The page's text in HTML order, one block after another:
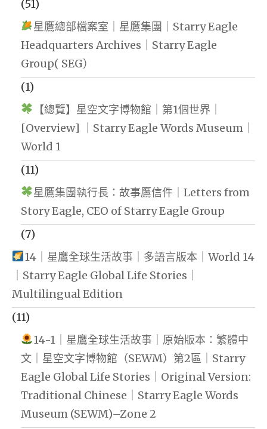
(51)
星鷹總部檔案室｜星鷹集團｜Starry Eagle
Headquarters Archives｜Starry Eagle
Group( SEG）
(1)
【總覽】星空文字博物館｜第1個世界｜
[Overview] ｜Starry Eagle Words Museum｜
World 1
(11)
星鷹集團執行長：故事鷹信件｜Letters from
Story Eagle, CEO of Starry Eagle Group
(7)
14｜星鷹全球生活故事｜多語言版本｜World 14
｜Starry Eagle Global Life Stories｜
Multilingual Edition
(11)
14-1｜星鷹全球生活故事｜原始版本：繁體中
文｜星空文字博物館（SEWM）第2區｜Starry
Eagle Global Life Stories｜Original Version:
Traditional Chinese｜Starry Eagle Words
Museum (SEWM)–Zone 2